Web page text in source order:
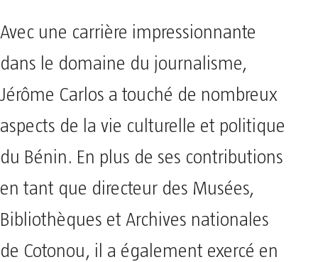
Avec une carrière impressionnante
dans le domaine du journalisme,
Jérôme Carlos a touché de nombreux
aspects de la vie culturelle et politique
du Bénin. En plus de ses contributions
en tant que directeur des Musées,
Bibliothèques et Archives nationales
de Cotonou, il a également exercé en